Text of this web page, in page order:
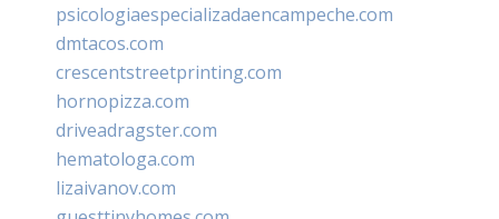
psicologiaespecializadaencampeche.com
dmtacos.com
crescentstreetprinting.com
hornopizza.com
driveadragster.com
hematologa.com
lizaivanov.com